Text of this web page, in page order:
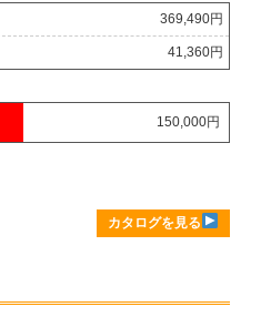
369,490円
41,360円
150,000円
カタログを見る